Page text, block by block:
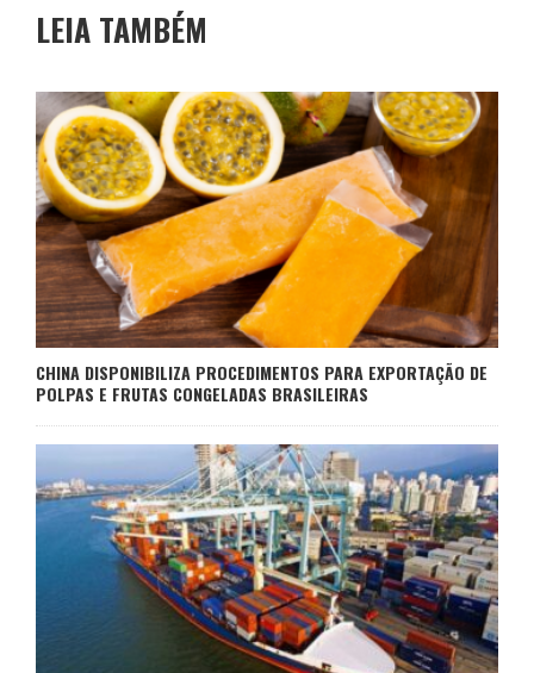
LEIA TAMBÉM
CHINA DISPONIBILIZA PROCEDIMENTOS PARA EXPORTAÇÃO DE
POLPAS E FRUTAS CONGELADAS BRASILEIRAS